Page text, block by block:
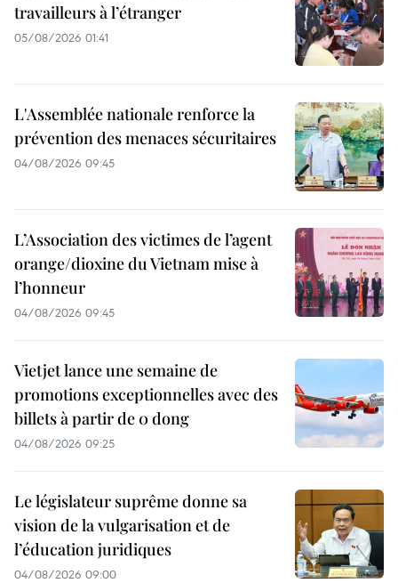
travailleurs à l’étranger
05/08/2026 01:41
L'Assemblée nationale renforce la
prévention des menaces sécuritaires
04/08/2026 09:45
L’Association des victimes de l’agent
orange/dioxine du Vietnam mise à
l’honneur
04/08/2026 09:45
Vietjet lance une semaine de
promotions exceptionnelles avec des
billets à partir de 0 dong
04/08/2026 09:25
Le législateur suprême donne sa
vision de la vulgarisation et de
l’éducation juridiques
04/08/2026 09:00